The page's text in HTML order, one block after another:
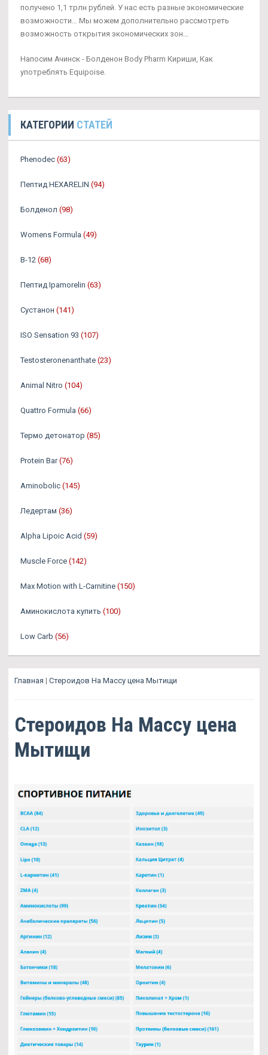
получено 1,1 трлн рублей. У нас есть разные экономические
возможности… Мы можем дополнительно рассмотреть
возможность открытия экономических зон...
Напосим Ачинск - Болденон Body Pharm Кириши, Как
употреблять Equipoise.
КАТЕГОРИИ СТАТЕЙ
Phenodec (63)
Пептид HEXARELIN (94)
Болденол (98)
Womens Formula (49)
B-12 (68)
Пептид Ipamorelin (63)
Сустанон (141)
ISO Sensation 93 (107)
Testosteronenanthate (23)
Animal Nitro (104)
Quattro Formula (66)
Термо детонатор (85)
Protein Bar (76)
Aminobolic (145)
Ледертам (36)
Alpha Lipoic Acid (59)
Muscle Force (142)
Max Motion with L-Carnitine (150)
Аминокислота купить (100)
Low Carb (56)
Главная | Стероидов На Массу цена Мытищи
Стероидов На Массу цена
Мытищи